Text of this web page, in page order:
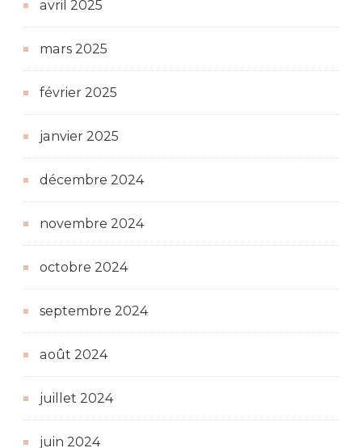
avril 2025
mars 2025
février 2025
janvier 2025
décembre 2024
novembre 2024
octobre 2024
septembre 2024
août 2024
juillet 2024
juin 2024